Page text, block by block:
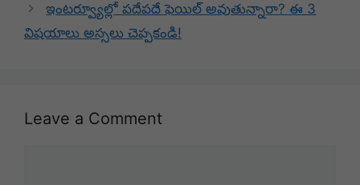
ఇంటర్వ్యూల్లో పదేపదే ఫెయిల్​ అవుతున్నారా? ఈ 3
విషయాలు అస్సలు చెప్పకండి!
Leave a Comment